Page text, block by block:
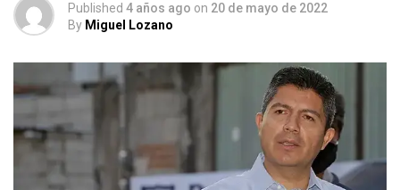
Published 4 años ago on 20 de mayo de 2022
By Miguel Lozano